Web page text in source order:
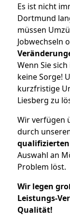
Es ist nicht
Dortmund
müssen
Jobwechseln
Wenn Sie
keine Sorge!
kurzfristige
Liesberg zu
Wir verfügen
durch
Auswahl an
Problem löst.
Wir legen
Leistungs-
Qualität!